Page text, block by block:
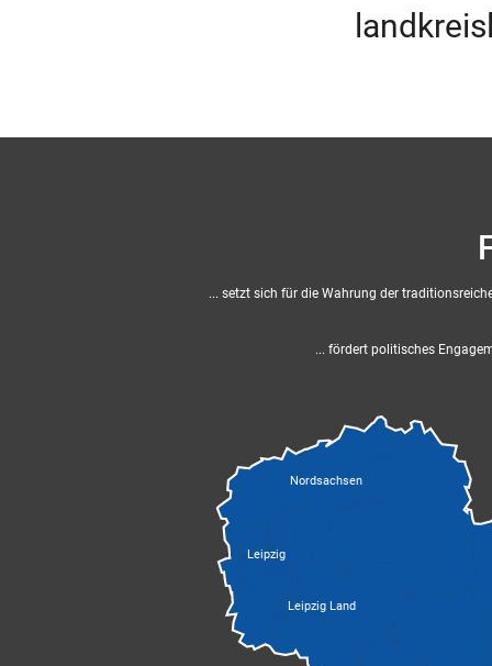
... setzt sich für die Wahrung der
... fördert politisches
Leipzig
Leipzig Land
Nordsachsen